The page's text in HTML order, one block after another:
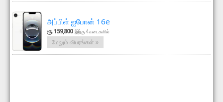
அப்பிள் ஐபோன் 16e
ரூ. 159,800 இற்கு 4 கடைகளில்
மேலும் விபரங்கள் »